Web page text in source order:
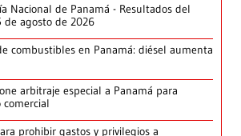
Nacional de Panamá - Resultados del
de agosto de 2026
combustibles en Panamá: diésel aumenta
arbitraje especial a Panamá para
prohibir gastos y privilegios a